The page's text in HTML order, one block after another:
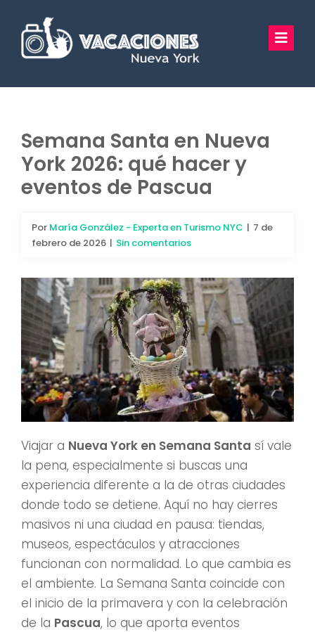
contenido
Vacaciones Nueva York
Tours Privados
Hoteles
Preguntas Frecuentes
Semana Santa en Nueva
York 2026: qué hacer y
eventos de Pascua
Por María González - Experta en Turismo NYC | 7 de
febrero de 2026 | Sin comentarios
Viajar a Nueva York en Semana Santa sí vale
la pena, especialmente si buscas una
experiencia diferente a la de otras ciudades
donde todo se detiene. Aquí no hay cierres
masivos ni una ciudad en pausa: tiendas,
museos, espectáculos y atracciones
funcionan con normalidad. Lo que cambia es
el ambiente. La Semana Santa coincide con
el inicio de la primavera y con la celebración
de la Pascua, lo que aporta eventos